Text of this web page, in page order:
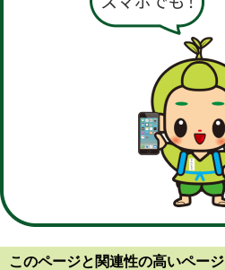
このページと 関連性の高いページ